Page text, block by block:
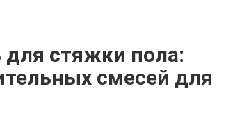
стяжки пола:
смесей для